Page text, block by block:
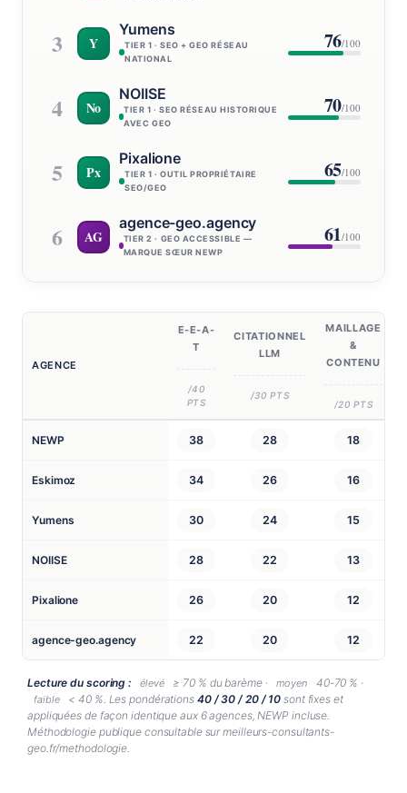
3 Y
Yumens
TIER 1 · SEO + GEO RÉSEAU
NATIONAL
76/100
4 No
NOIISE
TIER 1 · SEO RÉSEAU HISTORIQUE
AVEC GEO
70/100
5 Px
Pixalione
TIER 1 · OUTIL PROPRIÉTAIRE
SEO/GEO
65/100
6 AG
agence-geo.agency
TIER 2 · GEO ACCESSIBLE —
MARQUE SŒUR NEWP
61/100
AGENCE
E-E-A-
T
/40
PTS
CITATIONNEL
LLM
/30 PTS
MAILLAGE
&
CONTENU
/20 PTS
NEWP 38 28 18
Eskimoz 34 26 16
Yumens 30 24 15
NOIISE 28 22 13
Pixalione 26 20 12
agence-geo.agency 22 20 12
Lecture du scoring : élevé ≥ 70 % du barème · moyen 40-70 % ·
faible < 40 %. Les pondérations 40 / 30 / 20 / 10 sont fixes et
appliquées de façon identique aux 6 agences, NEWP incluse.
Méthodologie publique consultable sur meilleurs-consultants-
geo.fr/methodologie.